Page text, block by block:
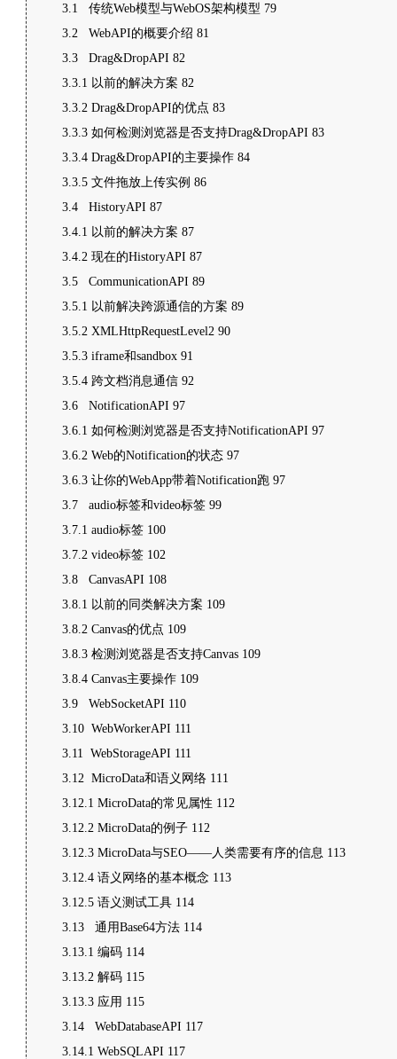
3.1 传统Web模型与WebOS架构模型 79
3.2 WebAPI的概要介绍 81
3.3 Drag&DropAPI 82
3.3.1 以前的解决方案 82
3.3.2 Drag&DropAPI的优点 83
3.3.3 如何检测浏览器是否支持Drag&DropAPI 83
3.3.4 Drag&DropAPI的主要操作 84
3.3.5 文件拖放上传实例 86
3.4 HistoryAPI 87
3.4.1 以前的解决方案 87
3.4.2 现在的HistoryAPI 87
3.5 CommunicationAPI 89
3.5.1 以前解决跨源通信的方案 89
3.5.2 XMLHttpRequestLevel2 90
3.5.3 iframe和sandbox 91
3.5.4 跨文档消息通信 92
3.6 NotificationAPI 97
3.6.1 如何检测浏览器是否支持NotificationAPI 97
3.6.2 Web的Notification的状态 97
3.6.3 让你的WebApp带着Notification跑 97
3.7 audio标签和video标签 99
3.7.1 audio标签 100
3.7.2 video标签 102
3.8 CanvasAPI 108
3.8.1 以前的同类解决方案 109
3.8.2 Canvas的优点 109
3.8.3 检测浏览器是否支持Canvas 109
3.8.4 Canvas主要操作 109
3.9 WebSocketAPI 110
3.10 WebWorkerAPI 111
3.11 WebStorageAPI 111
3.12 MicroData和语义网络 111
3.12.1 MicroData的常见属性 112
3.12.2 MicroData的例子 112
3.12.3 MicroData与SEO——人类需要有序的信息 113
3.12.4 语义网络的基本概念 113
3.12.5 语义测试工具 114
3.13 通用Base64方法 114
3.13.1 编码 114
3.13.2 解码 115
3.13.3 应用 115
3.14 WebDatabaseAPI 117
3.14.1 WebSQLAPI 117